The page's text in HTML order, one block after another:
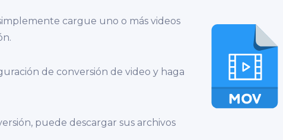
cargue uno o más videos
de conversión de video y haga
puede descargar sus archivos